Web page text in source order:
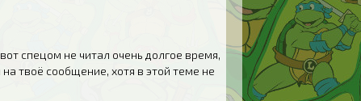
спецом не читал очень долгое время,
твоё сообщение, хотя в этой теме не